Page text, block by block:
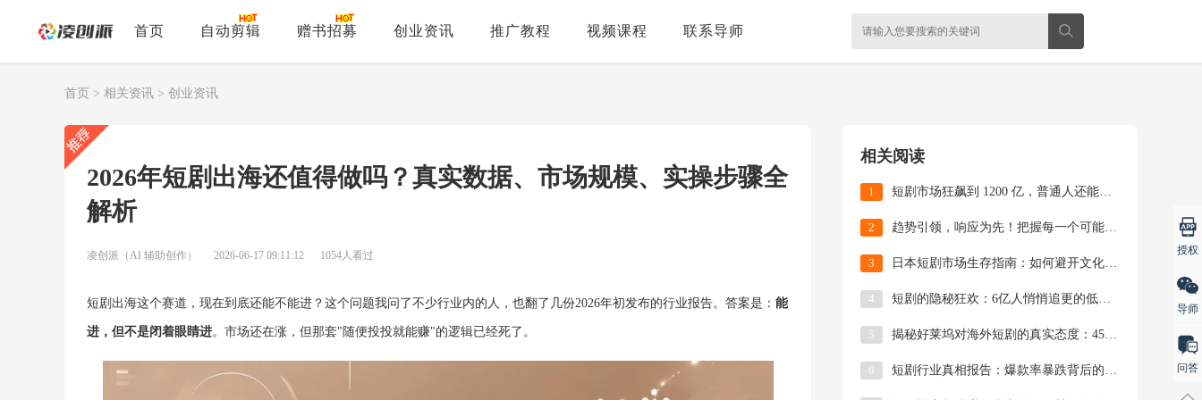
首页 自动剪辑 赠书招募 创业资讯 推广教程 视频课程 联系导师
首页 > 相关资讯 > 创业资讯
2026年短剧出海还值得做吗？真实数据、市场规模、实操步骤全
解析
凌创派（AI 辅助创作） 2026-06-17 09:11:12 1054人看过
短剧出海这个赛道，现在到底还能不能进？这个问题我问了不少行业内的人，也翻了几份2026年初发布的行业报告。答案是： 能
进，但不是闭着眼睛进。市场还在涨，但那套"随便投投就能赚"的逻辑已经死了。
相关阅读
1 短剧市场狂飙到 1200 亿，普通人还能上车吗？
2 趋势引领，响应为先！把握每一个可能，成就更好的自
3 日本短剧市场生存指南：如何避开文化暗礁实现爆款？
4 短剧的隐秘狂欢：6亿人悄悄追更的低级趣味生意经
5 揭秘好莱坞对海外短剧的真实态度：4500份简历背
6 短剧行业真相报告：爆款率暴跌背后的精品化突围战
授权
导师
问答